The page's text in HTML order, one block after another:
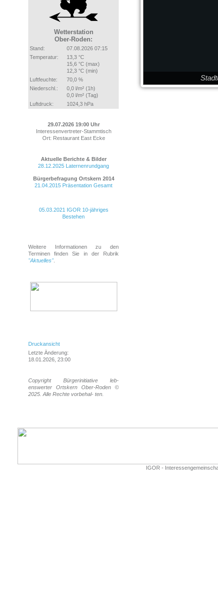
Wetterstation
Ober-Roden:
Stand:
07.08.2026 07:15
Temperatur:
13,3 °C
15,6 °C (max)
12,3 °C (min)
Luftfeuchte:
70,0 %
Niederschl.:
0,0 l/m² (1h)
0,0 l/m² (Tag)
Luftdruck:
1024,3 hPa
29.07.2026 19:00 Uhr
Interessenvertreter-Stammtisch
Ort: Restaurant East Ecke
Aktuelle Berichte & Bilder
28.12.2025 Laternenrundgang
Bürgerbefragung Ortskern 2014
21.04.2015 Präsentation Gesamt
05.03.2021 IGOR 10-jähriges
Bestehen
Weitere Informationen zu den
Terminen finden Sie in der Rubrik
"Aktuelles".
Druckansicht
Letzte Änderung:
18.01.2026, 23:00
Copyright Bürgerinitiative leb-
enswerter Ortskern Ober-Roden ©
2025. Alle Rechte vorbehal- ten.
IGOR -